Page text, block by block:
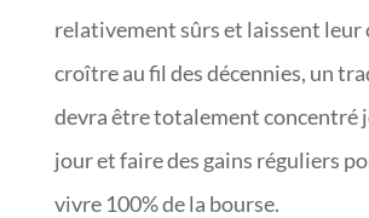
relativement sûrs et laissent leur
croître au fil des décennies, un
devra être totalement concentré
jour et faire des gains réguliers
vivre 100% de la bourse.